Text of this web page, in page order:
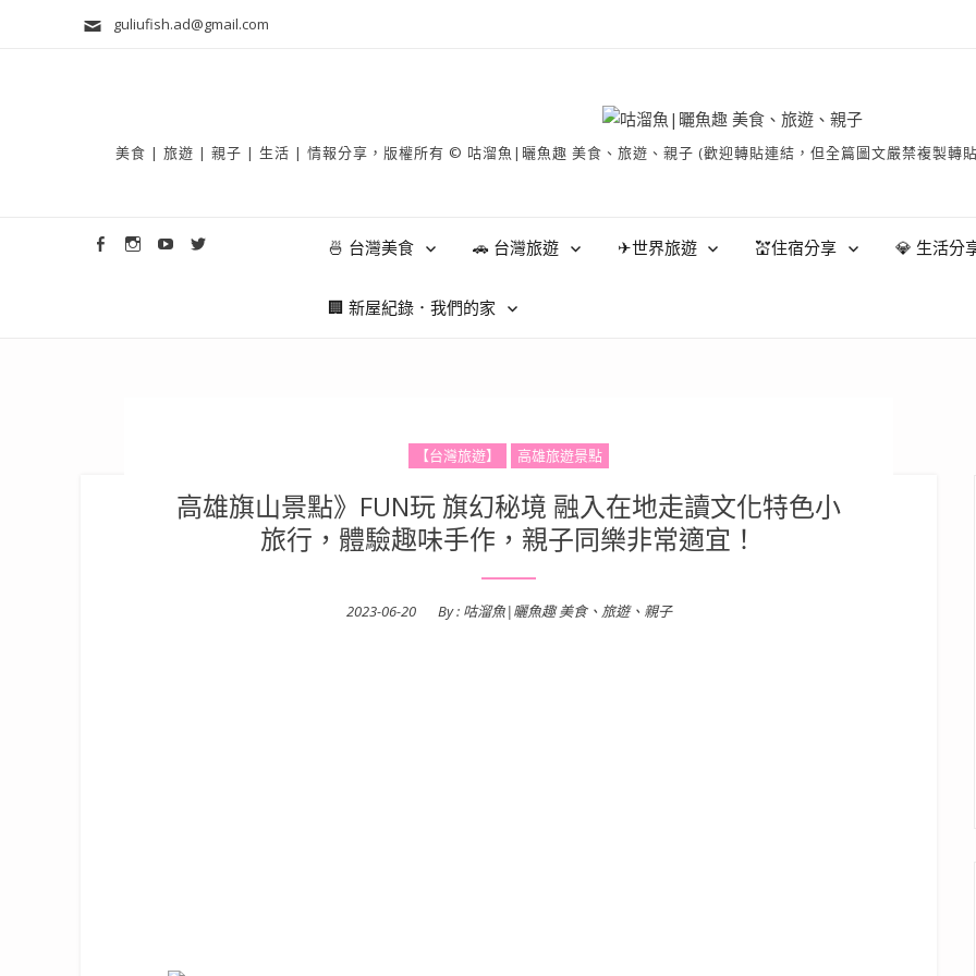
guliufish.ad@gmail.com
美食 | 旅遊 | 親子 | 生活 | 情報分享，版權所有 © 咕溜魚|曬魚趣 美食、旅遊、親子 (歡迎轉貼連結，但全篇圖文嚴禁複製轉
🍜 台灣美食 🚗 台灣旅遊 ✈世界旅遊 💒住宿分享 💎 生活分
🏢 新屋紀錄．我們的家
【台灣旅遊】 高雄旅遊景點
高雄旗山景點》FUN玩 旗幻秘境 融入在地走讀文化特色小
旅行，體驗趣味手作，親子同樂非常適宜！
Posted
2023-06-20 By : 咕溜魚|曬魚趣 美食、旅遊、親子